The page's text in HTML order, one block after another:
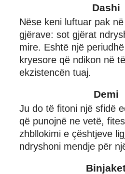
Dashi
Nëse keni luftuar pak
gjërave: sot gjërat
mire. Eshtë një
kryesore që ndikon në
ekzistencën tuaj.
Demi
Ju do të fitoni një sfidë
që punojnë ne vetë,
zhbllokimi e çështjeve
ndryshoni mendje për